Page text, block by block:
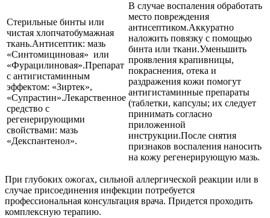
Стерильные бинты или
чистая хлопчатобумажная
ткань.Антисептик: мазь
«Синтомициновая» или
«Фурацилиновая».Препарат
с антигистаминным
эффектом: «Зиртек»,
«Супрастин».Лекарственное
средство с
регенерирующими
свойствами: мазь
«Декспантенол».
В случае воспаления обработать
место повреждения
антисептиком.Аккуратно
наложить повязку с помощью
бинта или ткани.Уменьшить
проявления крапивницы,
покраснения, отека и
раздражения кожи помогут
антигистаминные препараты
(таблетки, капсулы; их следует
принимать согласно
приложенной
инструкции.После снятия
признаков воспаления наносить
на кожу регенерирующую мазь.
При глубоких ожогах, сильной аллергической реакции или в
случае присоединения инфекции потребуется
профессиональная консультация врача. Придется проходить
комплексную терапию.